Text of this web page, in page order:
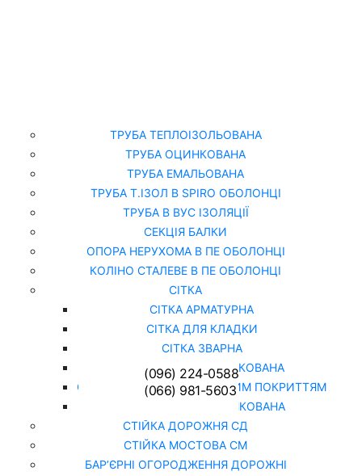
ТРУБА ТЕПЛОІЗОЛЬОВАНА
ТРУБА ОЦИНКОВАНА
ТРУБА ЕМАЛЬОВАНА
ТРУБА Т.ІЗОЛ В SPIRO ОБОЛОНЦІ
ТРУБА В ВУС ІЗОЛЯЦІЇ
СЕКЦІЯ БАЛКИ
ОПОРА НЕРУХОМА В ПЕ ОБОЛОНЦІ
КОЛІНО СТАЛЕВЕ В ПЕ ОБОЛОНЦІ
СІТКА
СІТКА АРМАТУРНА
СІТКА ДЛЯ КЛАДКИ
СІТКА ЗВАРНА
СІТКА ЗВАРНА ОЦИНКОВАНА
СІТКА РАБИЦЯ З ПОЛІМЕРНИМ ПОКРИТТЯМ
СІТКА РАБИЦЯ ОЦИНКОВАНА
СТІЙКА ДОРОЖНЯ СД
СТІЙКА МОСТОВА СМ
БАР’ЄРНІ ОГОРОДЖЕННЯ ДОРОЖНІ
(096) 224-0588
(066) 981-5603